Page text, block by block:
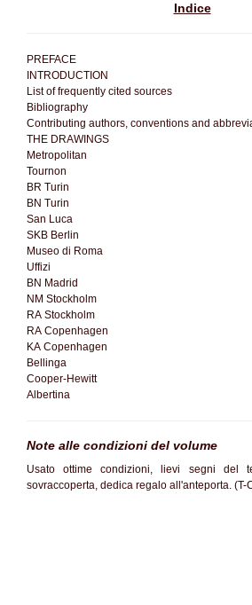
Indice
PREFACE
INTRODUCTION
List of frequently cited sources
Bibliography
Contributing authors, conventions and
THE DRAWINGS
Metropolitan
Tournon
BR Turin
BN Turin
San Luca
SKB Berlin
Museo di Roma
Uffizi
BN Madrid
NM Stockholm
RA Stockholm
RA Copenhagen
KA Copenhagen
Bellinga
Cooper-Hewitt
Albertina
Note alle condizioni del volume
Usato ottime condizioni, lievi segni del
sovraccoperta, dedica regalo all'anteporta. (T-